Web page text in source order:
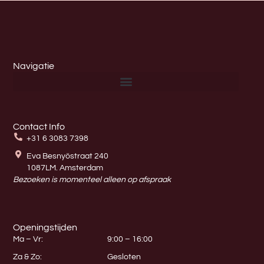
Navigatie
Contact Info
+31 6 3083 7398
Eva Besnyöstraat 240
1087LM. Amsterdam
Bezoeken is momenteel alleen op afspraak
Openingstijden
Ma – Vr: 9:00 – 16:00
Za & Zo: Gesloten